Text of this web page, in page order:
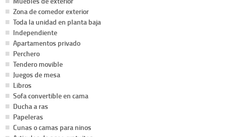
Zona de comedor exterior
Toda la unidad en planta baja
Independiente
Apartamentos privado
Perchero
Tendero movible
Juegos de mesa
Libros
Sofa convertible en cama
Ducha a ras
Papeleras
Cunas o camas para ninos